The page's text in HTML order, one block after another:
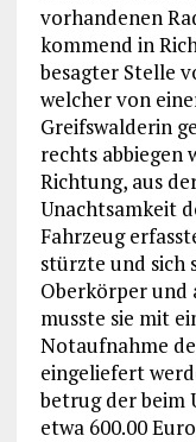
vorhandenen
kommend in
besagter Stelle
welcher von
Greifswalderin
rechts abbiegen
Richtung, aus
Unachtsamkeit
Fahrzeug
stürzte und sich
Oberkörper und
musste sie mit
Notaufnahme
eingeliefert
betrug der beim
etwa 600.00